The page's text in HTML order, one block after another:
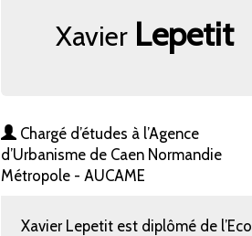
Xavier Lepetit
Chargé d’études à l’Agence
d’Urbanisme de Caen Normandie
Métropole - AUCAME
Xavier Lepetit est diplômé de